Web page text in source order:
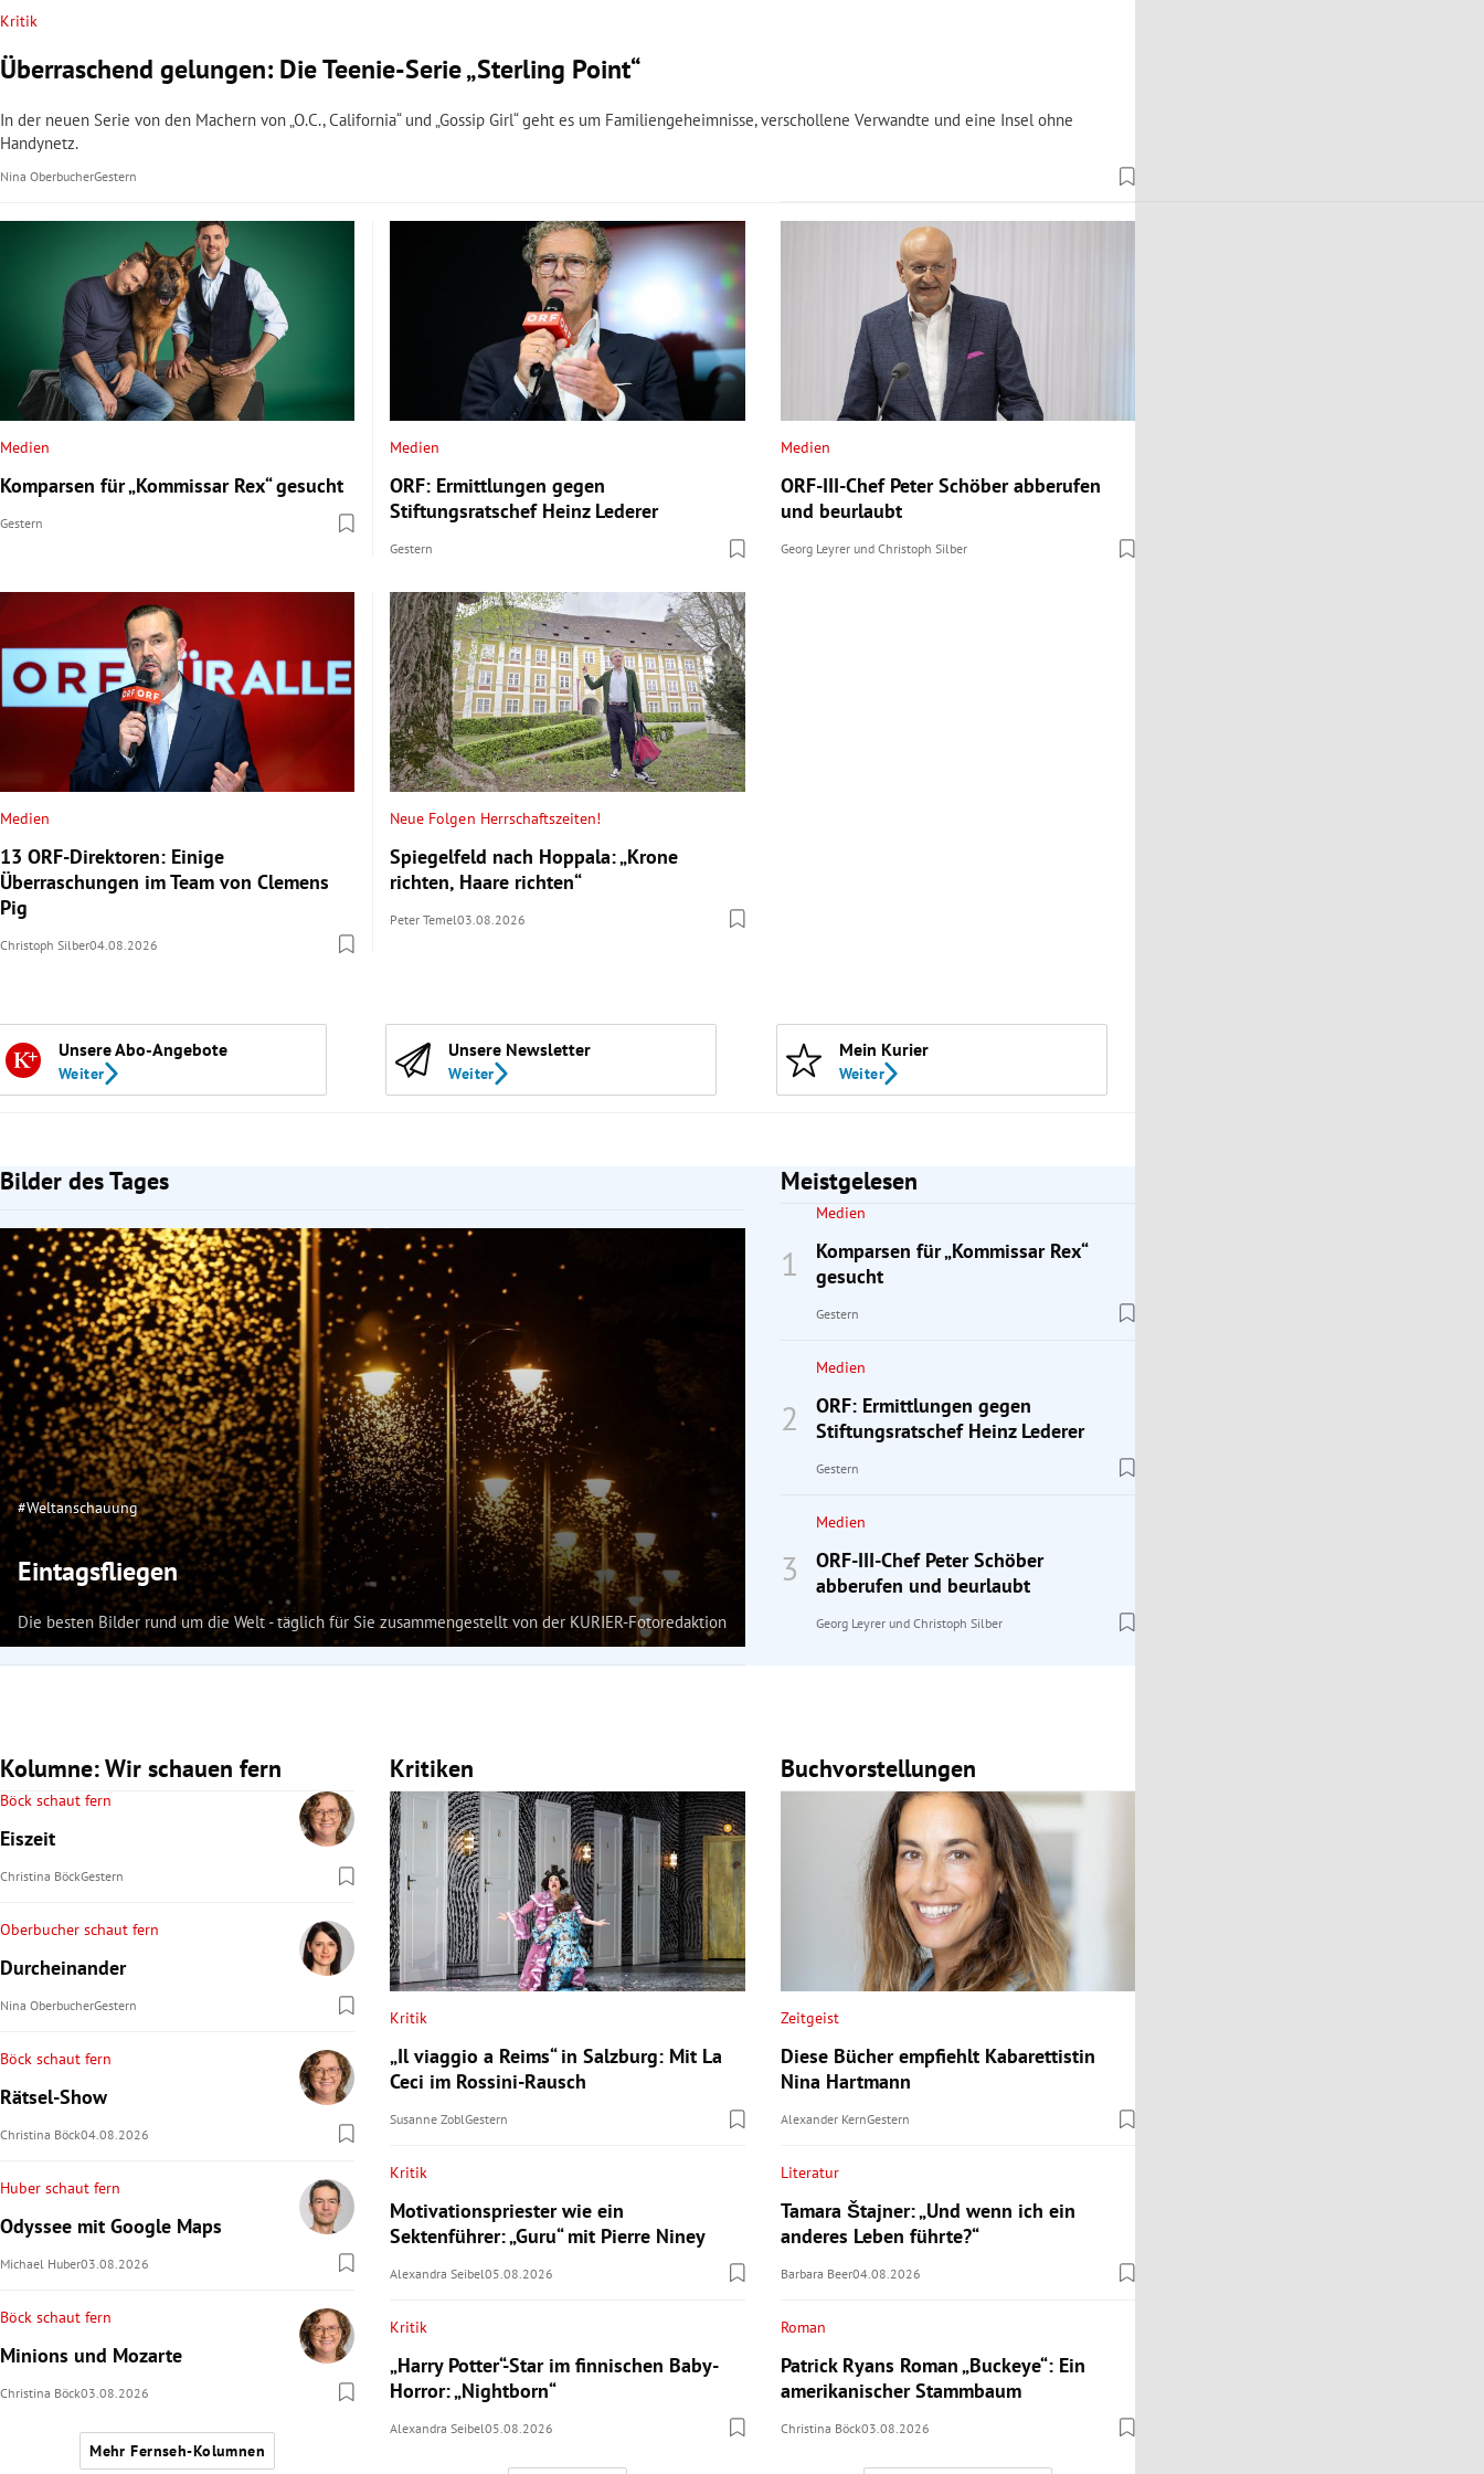
Kritik
Überraschend gelungen: Die Teenie-Serie „Sterling Point“
In der neuen Serie von den Machern von „O.C., California“ und „Gossip Girl“ geht es um Familiengeheimnisse, verschollene Verwandte und eine Insel ohne
Handynetz.
Nina OberbucherGestern
Medien
Komparsen für „Kommissar Rex“ gesucht
Gestern
Medien
ORF: Ermittlungen gegen
Stiftungsratschef Heinz Lederer
Gestern
Medien
ORF-III-Chef Peter Schöber abberufen
und beurlaubt
Georg Leyrerund Christoph Silber
Medien
13 ORF-Direktoren: Einige
Überraschungen im Team von Clemens
Pig
Christoph Silber04.08.2026
Neue Folgen Herrschaftszeiten!
Spiegelfeld nach Hoppala: „Krone
richten, Haare richten“
Peter Temel03.08.2026
Unsere Abo-Angebote
Weiter
Unsere Newsletter
Weiter
Mein Kurier
Weiter
Bilder des Tages
#Weltanschauung
Eintagsfliegen
Die besten Bilder rund um die Welt - täglich für Sie zusammengestellt von der KURIER-Fotoredaktion
Meistgelesen
Medien
Komparsen für „Kommissar Rex“
gesucht
Gestern
Medien
ORF: Ermittlungen gegen
Stiftungsratschef Heinz Lederer
Gestern
Medien
ORF-III-Chef Peter Schöber
abberufen und beurlaubt
Georg Leyrerund Christoph Silber
Kolumne: Wir schauen fern
Böck schaut fern
Eiszeit
Christina BöckGestern
Oberbucher schaut fern
Durcheinander
Nina OberbucherGestern
Böck schaut fern
Rätsel-Show
Christina Böck04.08.2026
Huber schaut fern
Odyssee mit Google Maps
Michael Huber03.08.2026
Böck schaut fern
Minions und Mozarte
Christina Böck03.08.2026
Mehr Fernseh-Kolumnen
Kritiken
Kritik
„Il viaggio a Reims“ in Salzburg: Mit La
Ceci im Rossini-Rausch
Susanne ZoblGestern
Kritik
Motivationspriester wie ein
Sektenführer: „Guru“ mit Pierre Niney
Alexandra Seibel05.08.2026
Kritik
„Harry Potter“-Star im finnischen Baby-
Horror: „Nightborn“
Alexandra Seibel05.08.2026
Buchvorstellungen
Zeitgeist
Diese Bücher empfiehlt Kabarettistin
Nina Hartmann
Alexander KernGestern
Literatur
Tamara Štajner: „Und wenn ich ein
anderes Leben führte?“
Barbara Beer04.08.2026
Roman
Patrick Ryans Roman „Buckeye“: Ein
amerikanischer Stammbaum
Christina Böck03.08.2026